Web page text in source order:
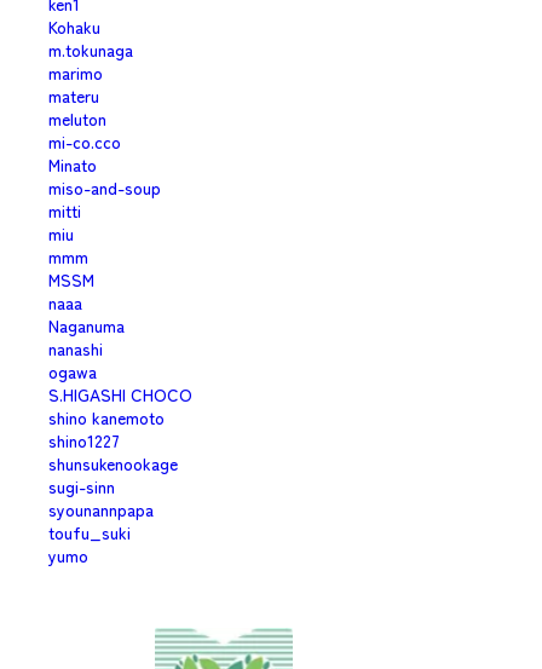
Kohaku
m.tokunaga
marimo
materu
meluton
mi-co.cco
Minato
miso-and-soup
mitti
miu
mmm
MSSM
naaa
Naganuma
nanashi
ogawa
S.HIGASHI CHOCO
shino kanemoto
shino1227
shunsukenookage
sugi-sinn
syounannpapa
toufu_suki
yumo